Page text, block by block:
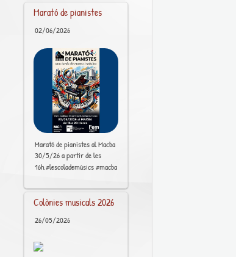
Marató de pianistes
02/06/2026
Marató de pianistes al Macba
30/5/26 a partir de les
16h.#lescolademúsics #macba
Colònies musicals 2026
26/05/2026